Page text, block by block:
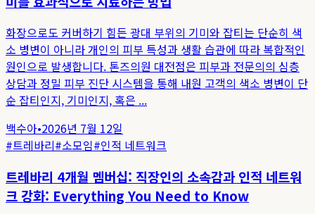
화장으로도 커버하기 힘든 광대 부위의 기미와 잡티는 단순히 색
소 병변이 아니라 개인의 피부 특성과 생활 습관에 따라 복합적인
원인으로 발생합니다. 톤즈의원 대전점은 피부과 전문의의 심층
상담과 정밀 피부 진단 시스템을 통해 내원 고객의 색소 병변이 단
순 잡티인지, 기미인지, 혹은 ...
백수아•2026년 7월 12일
#트레바리#소모임#인적 네트워크
트레바리 4개월 멤버십: 직장인의 소속감과 인적 네트워
크 강화: Everything You Need to Know